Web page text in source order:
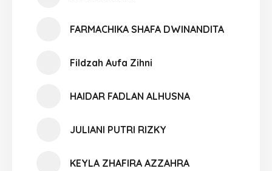
FARMACHIKA SHAFA DWINANDITA
Fildzah Aufa Zihni
HAIDAR FADLAN ALHUSNA
JULIANI PUTRI RIZKY
KEYLA ZHAFIRA AZZAHRA